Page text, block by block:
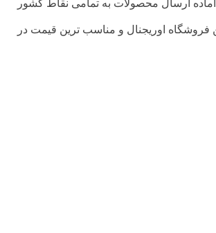
ارسال محصولات به تمامی نقاط کشور
فروشگاه اوریجنال و مناسب ترین قیمت در